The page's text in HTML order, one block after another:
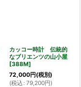
カッコー時計 伝統的
なブリエンツの山小屋
[388M]
72,000円(税別)
(税込 : 79,200円)